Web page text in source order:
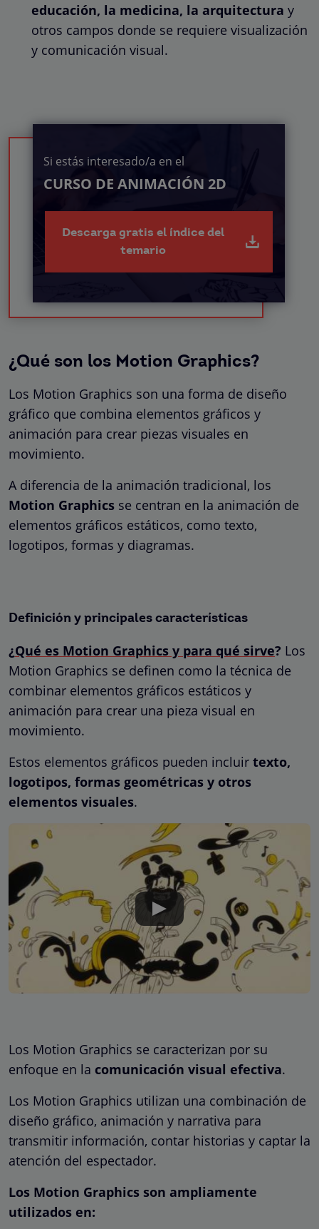
educación, la medicina, la arquitectura y
otros campos donde se requiere visualización
y comunicación visual.
Si estás interesado/a en el
CURSO DE ANIMACIÓN 2D
Descarga gratis el índice del
temario
¿Qué son los Motion Graphics?
Los Motion Graphics son una forma de diseño
gráfico que combina elementos gráficos y
animación para crear piezas visuales en
movimiento.
A diferencia de la animación tradicional, los
Motion Graphics se centran en la animación de
elementos gráficos estáticos, como texto,
logotipos, formas y diagramas.
Definición y principales características
¿Qué es Motion Graphics y para qué sirve? Los
Motion Graphics se definen como la técnica de
combinar elementos gráficos estáticos y
animación para crear una pieza visual en
movimiento.
Estos elementos gráficos pueden incluir texto,
logotipos, formas geométricas y otros
elementos visuales.
Los Motion Graphics se caracterizan por su
enfoque en la comunicación visual efectiva.
Los Motion Graphics utilizan una combinación de
diseño gráfico, animación y narrativa para
transmitir información, contar historias y captar la
atención del espectador.
Los Motion Graphics son ampliamente
utilizados en: